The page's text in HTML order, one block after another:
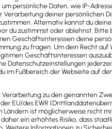
und Selbständige in
Buchhaltung über
sie als digitaler Partner
.